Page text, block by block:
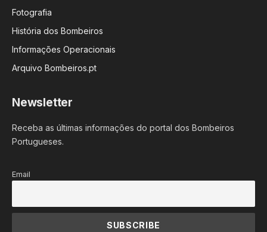
Fotografia
História dos Bombeiros
Informações Operacionais
Arquivo Bombeiros.pt
Newsletter
Receba as últimas informações do portal dos Bombeiros
Portugueses.
Email